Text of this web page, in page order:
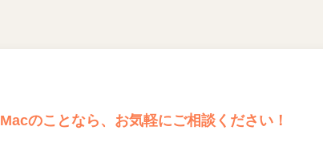
Macのことなら、お気軽にご相談ください！